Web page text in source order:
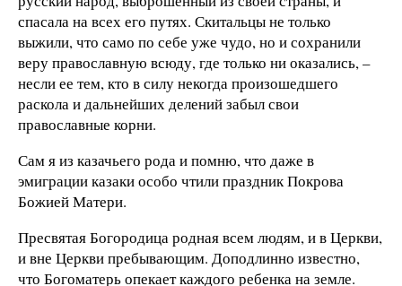
спасала на всех его путях. Скитальцы не только
выжили, что само по себе уже чудо, но и сохранили
веру православную всюду, где только ни оказались, –
несли ее тем, кто в силу некогда произошедшего
раскола и дальнейших делений забыл свои
православные корни.
Сам я из казачьего рода и помню, что даже в
эмиграции казаки особо чтили праздник Покрова
Божией Матери.
Пресвятая Богородица родная всем людям, и в Церкви,
и вне Церкви пребывающим. Доподлинно известно,
что Богоматерь опекает каждого ребенка на земле.